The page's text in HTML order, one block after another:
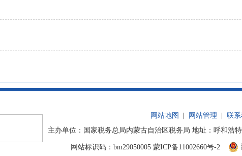
网站地图 网站管理
联系
主办单位：国家税务总局内蒙古自治区税务局 地址：呼和浩
网站标识码：bm29050005 蒙ICP备11002660号-2